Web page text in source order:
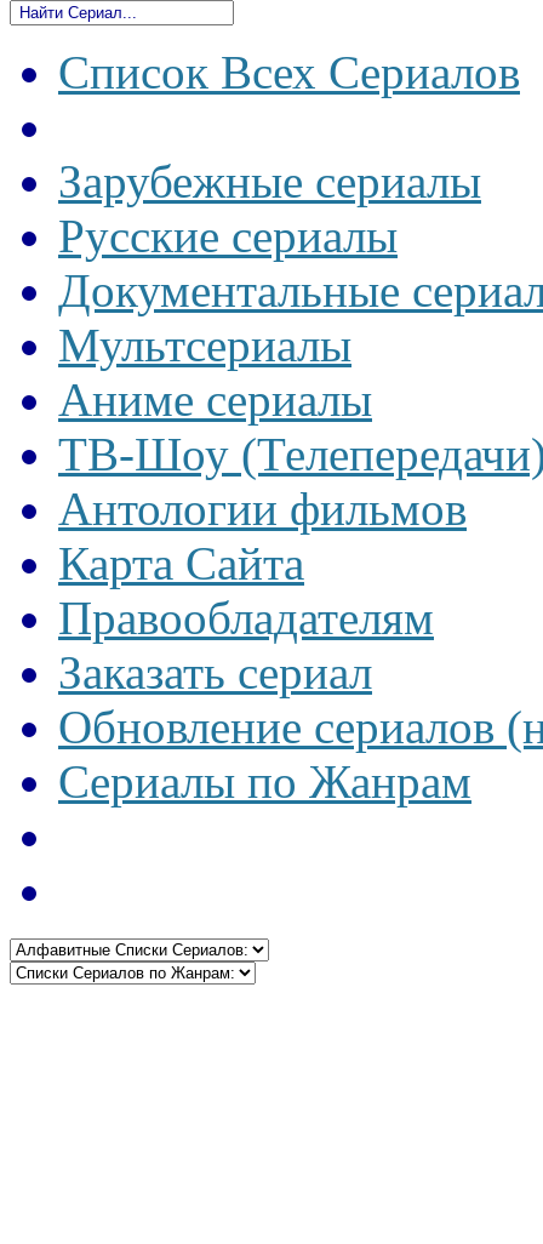
Список Всех Сериалов
Зарубежные сериалы
Русские сериалы
Документальные
Мультсериалы
Аниме сериалы
ТВ-Шоу
Антологии фильмов
Карта Сайта
Правообладателям
Заказать сериал
Обновление сериалов
Сериалы по Жанрам